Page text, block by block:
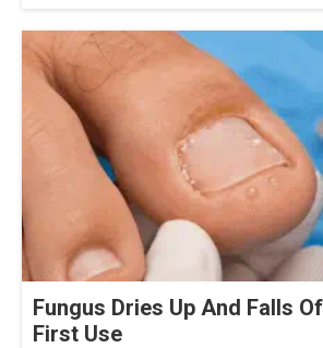
Fungus Dries Up And Falls
First Use